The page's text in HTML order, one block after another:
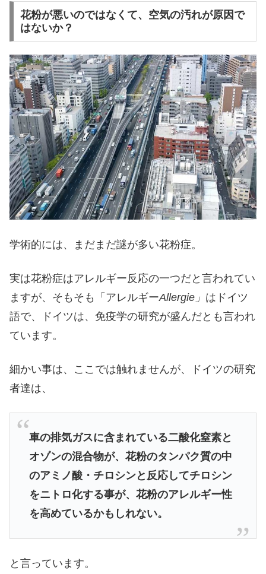
花粉が悪いのではなくて、空気の汚れが原因で
はないか？
学術的には、まだまだ謎が多い花粉症。
実は花粉症はアレルギー反応の一つだと言われてい
ますが、そもそも「アレルギーAllergie」 はドイツ
語で、ドイツは、免疫学の研究が盛んだとも言われ
ています。
細かい事は、ここでは触れませんが、ドイツの研究
者達は、
車の排気ガスに含まれている二酸化窒素と
オゾンの混合物が、花粉のタンパク質の中
のアミノ酸・チロシンと反応してチロシン
をニトロ化する事が、花粉のアレルギー性
を高めているかもしれない。
と言っています。